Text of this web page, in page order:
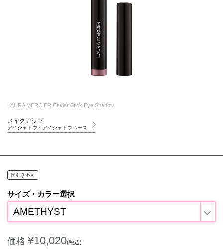
LAURA MERCIER Caviar Stick Eye Shadow
メイクアップ
アイシャドウ・アイシャドウベース
代引き不可
サイズ・カラー選択
AMETHYST
価格 ¥10,020(税込)